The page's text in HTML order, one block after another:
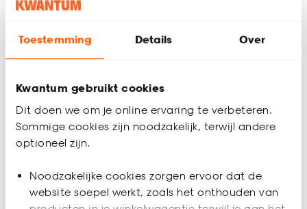
Toestemming Details Over
Kwantum gebruikt cookies
Dit doen we om je online ervaring te verbeteren.
Sommige cookies zijn noodzakelijk, terwijl andere
optioneel zijn.
Noodzakelijke cookies zorgen ervoor dat de
website soepel werkt, zoals het onthouden van
LED lamp. GU10 fitting. 5W. Dimbaar. Helder.
Artikelnummer
EAN nummer 8712879153351
Kleur